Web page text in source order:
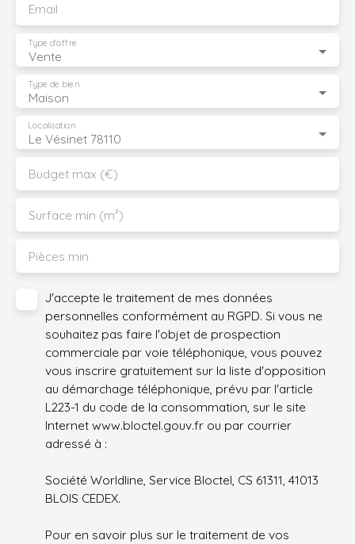
Email
Vente
Type d'offre
Maison
Type de bien
Le Vésinet 78110
Localisation
Budget max (€)
Surface min (m²)
Pièces min
J'accepte le traitement de mes données
personnelles conformément au RGPD. Si vous ne
souhaitez pas faire l'objet de prospection
commerciale par voie téléphonique, vous pouvez
vous inscrire gratuitement sur la liste d'opposition
au démarchage téléphonique, prévu par l'article
L223-1 du code de la consommation, sur le site
Internet www.bloctel.gouv.fr ou par courrier
adressé à :
Société Worldline, Service Bloctel, CS 61311, 41013
BLOIS CEDEX.
Pour en savoir plus sur le traitement de vos